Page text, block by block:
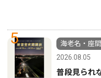
5
海老名・座
2026.08.05
普段見られ